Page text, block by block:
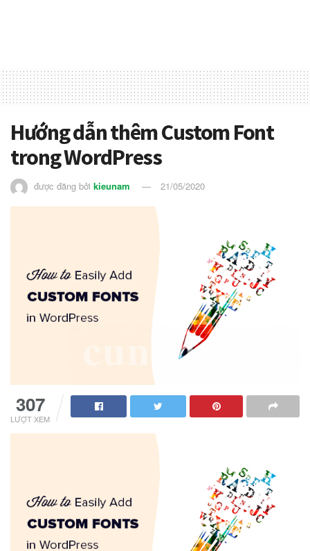
Hướng dẫn thêm Custom Font
trong WordPress
được đăng bởi kieunam 21/05/2020
307
LƯỢT XEM